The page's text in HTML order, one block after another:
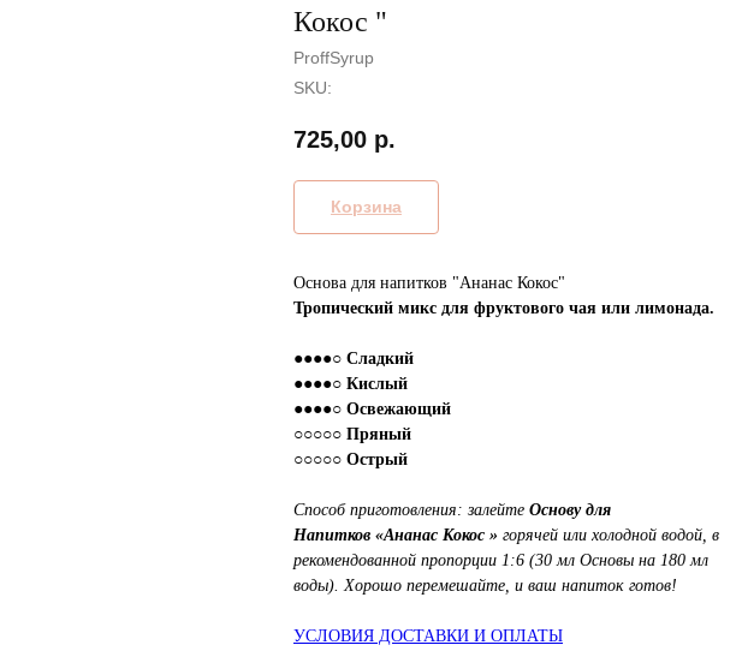
Кокос "
ProffSyrup
SKU:
725,00 р.
Корзина
Основа для напитков "Ананас Кокос"
Тропический микс для фруктового чая или лимонада.
●●●●○ Сладкий
●●●●○ Кислый
●●●●○ Освежающий
○○○○○ Пряный
○○○○○ Острый
Способ приготовления: залейте Основу для
Напитков «Ананас Кокос » горячей или холодной водой, в
рекомендованной пропорции 1:6 (30 мл Основы на 180 мл
воды). Хорошо перемешайте, и ваш напиток готов!
УСЛОВИЯ ДОСТАВКИ И ОПЛАТЫ